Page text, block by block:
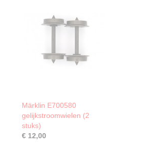
Märklin E700580
gelijkstroomwielen (2
stuks)
€ 12,00